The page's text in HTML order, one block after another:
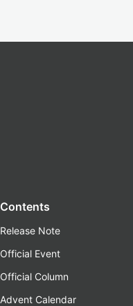
Contents
Release Note
Official Event
Official Column
Advent Calendar